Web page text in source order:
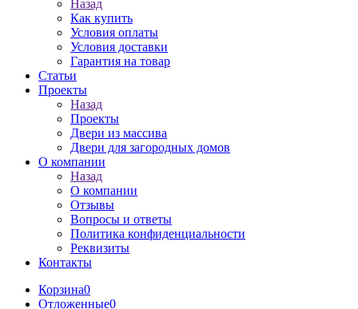
Назад
Как купить
Условия оплаты
Условия доставки
Гарантия на товар
Статьи
Проекты
Назад
Проекты
Двери из массива
Двери для загородных домов
О компании
Назад
О компании
Отзывы
Вопросы и ответы
Политика конфиденциальности
Реквизиты
Контакты
Корзина0
Отложенные0